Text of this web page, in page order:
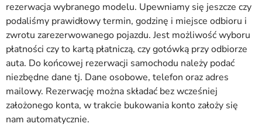
rezerwacja wybranego modelu. Upewniamy się jeszcze czy
podaliśmy prawidłowy termin, godzinę i miejsce odbioru i
zwrotu zarezerwowanego pojazdu. Jest możliwość wyboru
płatności czy to kartą płatniczą, czy gotówką przy odbiorze
auta. Do końcowej rezerwacji samochodu należy podać
niezbędne dane tj. Dane osobowe, telefon oraz adres
mailowy. Rezerwację można składać bez wcześniej
założonego konta, w trakcie bukowania konto założy się
nam automatycznie.